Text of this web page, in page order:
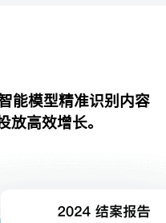
能模型精准识别内容
放高效增长。